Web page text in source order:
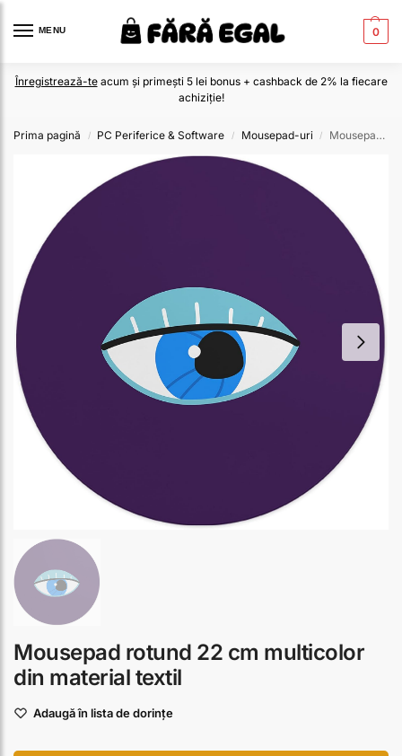
MENU 0
Înregistrează-teacum și primești 5 lei bonus + cashback de 2% la fiecare
achiziție!
Prima pagină / PC Periferice & Software / Mousepad-uri / Mousepad rotund 22 cm multicolor din material textil
Mousepad rotund 22 cm multicolor
din material textil
Adaugă în lista de dorințe